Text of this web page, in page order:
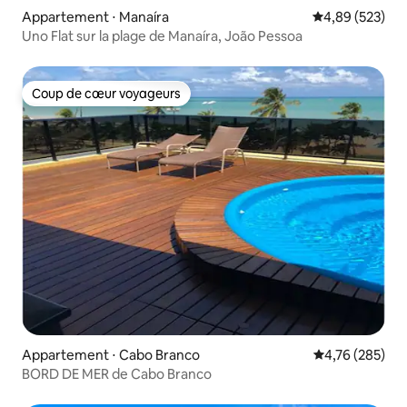
Appartement ⋅ Manaíra Évaluation
4,89 (523)
Uno Flat sur la plage de Manaíra, João Pessoa
Coup de cœur voyageurs
Coup de cœur voyageurs
Appartement ⋅ Cabo Branco Évaluation
4,76 (285)
BORD DE MER de Cabo Branco